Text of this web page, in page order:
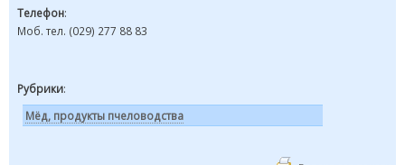
Телефон:
Моб. тел. (029) 277 88 83
Рубрики:
Мёд, продукты пчеловодства